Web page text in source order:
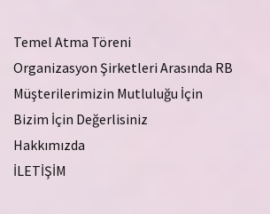
Temel Atma Töreni
Organizasyon Şirketleri Arasında RB
Müşterilerimizin Mutluluğu İçin
Bizim İçin Değerlisiniz
Hakkımızda
İLETİŞİM